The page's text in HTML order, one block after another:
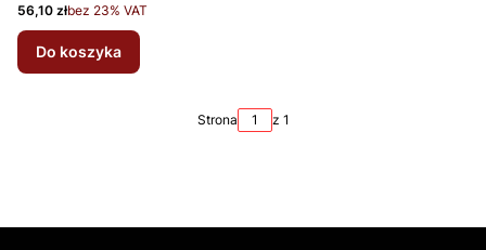
Cena netto
56,10 złbez 23% VAT
Do koszyka
Strona z 1